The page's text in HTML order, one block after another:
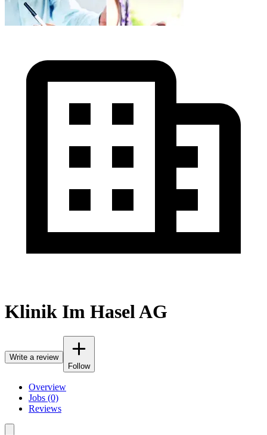
Klinik Im Hasel AG
Write a review
Follow
Overview
Jobs (0)
Reviews